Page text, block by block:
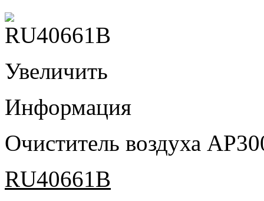
Увеличить
Информация
Очиститель воздуха
RU40661B